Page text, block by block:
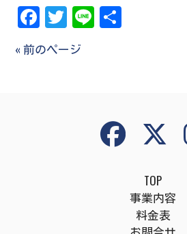
Facebook
Twitter
Line
« 前のページ
TOP
事業内容
料金表